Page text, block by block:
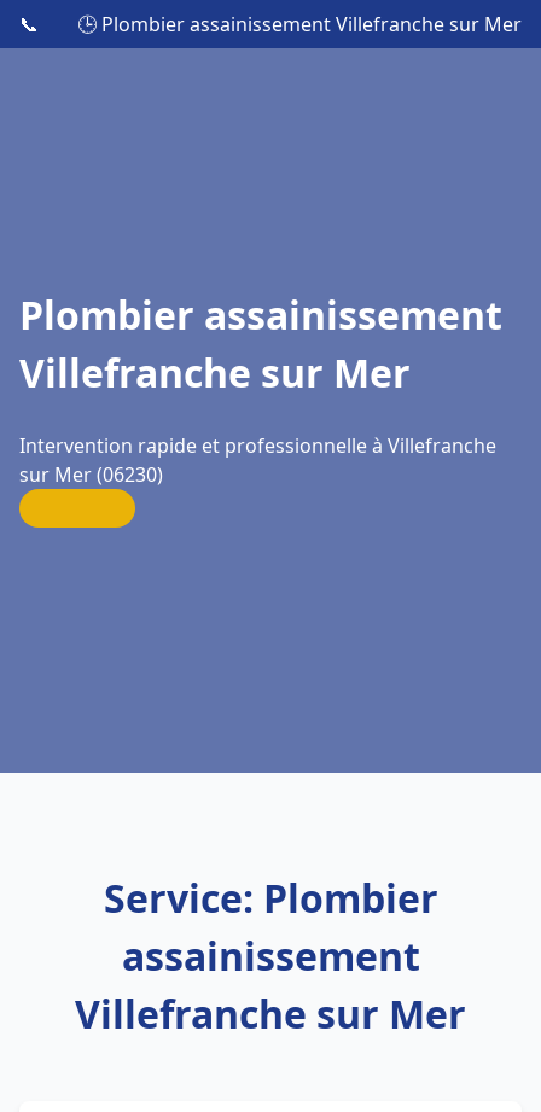
📞 🕒 Plombier assainissement Villefranche sur Mer
Plombier assainissement
Villefranche sur Mer
Intervention rapide et professionnelle à Villefranche
sur Mer (06230)
Service: Plombier
assainissement
Villefranche sur Mer